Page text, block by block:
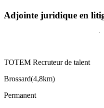
Adjointe juridique en
TOTEM Recruteur de talent
Brossard(4,8km)
Permanent